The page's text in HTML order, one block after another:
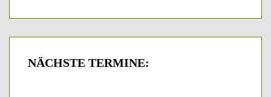
NÄCHSTE TERMINE: